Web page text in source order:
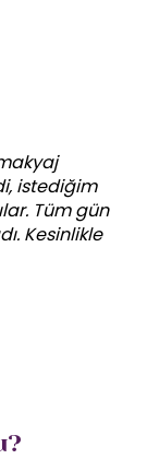
istediğim
Tüm gün
Kesinlikle